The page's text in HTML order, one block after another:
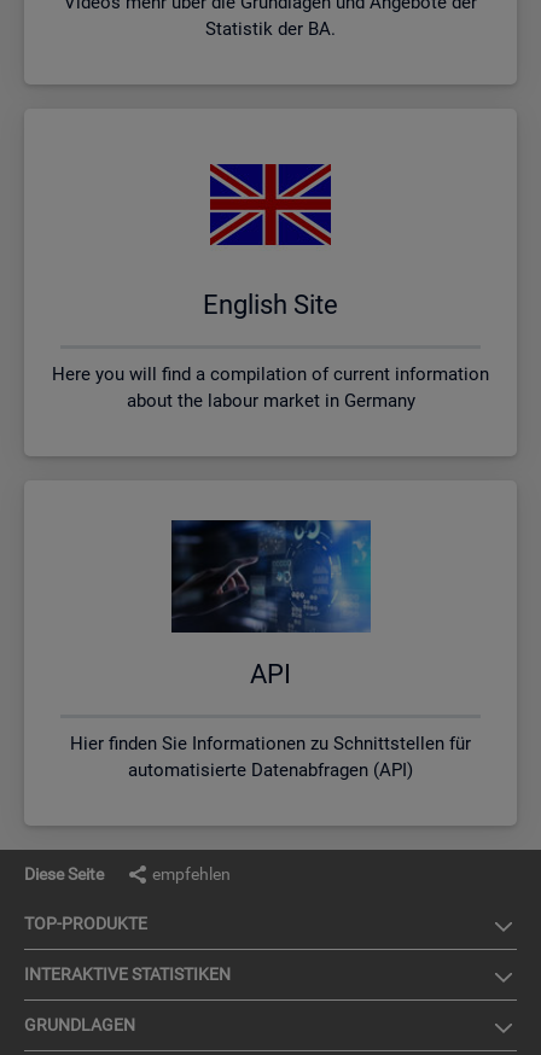
Statistik der BA.
English Site
Here you will find a compilation of current information
about the labour market in Germany
API
Hier finden Sie Informationen zu Schnittstellen für
automatisierte Datenabfragen (API)
Diese Seite empfehlen
TOP-PRO­DUK­TE
IN­TER­AK­TI­VE STA­TIS­TI­KEN
GRUND­LA­GEN